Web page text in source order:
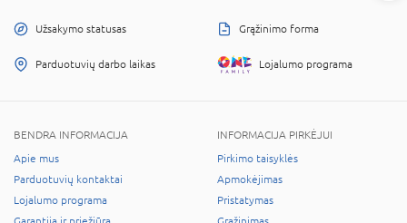
Užsakymo statusas Grąžinimo forma
Parduotuvių darbo laikas Lojalumo programa
BENDRA INFORMACIJA
Apie mus
Parduotuvių kontaktai
Lojalumo programa
INFORMACIJA PIRKĖJUI
Pirkimo taisyklės
Apmokėjimas
Pristatymas